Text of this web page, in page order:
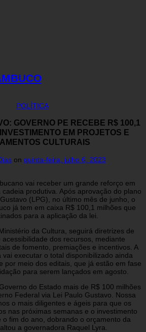
POLÍTICA
GOVERNO PE RECEBE R$ 100,1
EM PROJETOS E
CULTURAIS
on quinta-feira, julho 6, 2023
vai receber um grande reforço em
produtiva. Após aprovação do plano
(LPG), no último mês de junho, o
já tem em caixa R$ 100,1 milhões que
para a aplicação da lei.
da Cultura, seguirá diretrizes de
acessibilidade dos recursos, mediante
de fomento, premiações e incentivos. A
vai executar o total disponibilizado ainda
por meio dos editais, que já estão em fase
para serem lançados em agosto.
do Estado mais de R$ 100 milhões
Federal via Lei Paulo Gustavo. Nossa
o mais diligentes e ágeis para que os
nas próximas semanas e o investimento
o fim do ano, dobrando o orçamento da
a governadora Raquel Lyra.